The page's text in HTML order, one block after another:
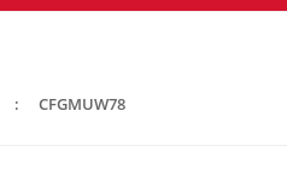
CFGMUW78